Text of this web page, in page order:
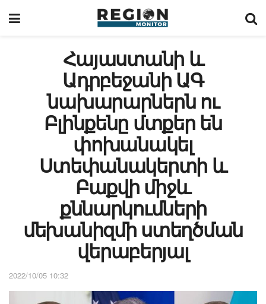
Հայաստանի և
Ադրբեջանի ԱԳ
նախարարներն ու
Բլինքենը մտքեր են
փոխանակել
Ստեփանակերտի և
Բաքվի միջև
քննարկումների
մեխանիզմի ստեղծման
վերաբերյալ
2022/10/05 10:32